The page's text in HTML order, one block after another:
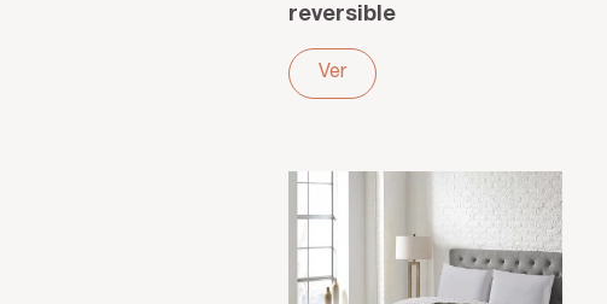
reversible
algodón poliéster
grisVer